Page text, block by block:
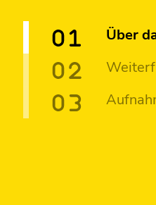
Über